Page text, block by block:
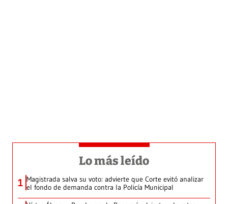
Lo más leído
1 Magistrada salva su voto: advierte que Corte evitó analizar
el fondo de demanda contra la Policía Municipal